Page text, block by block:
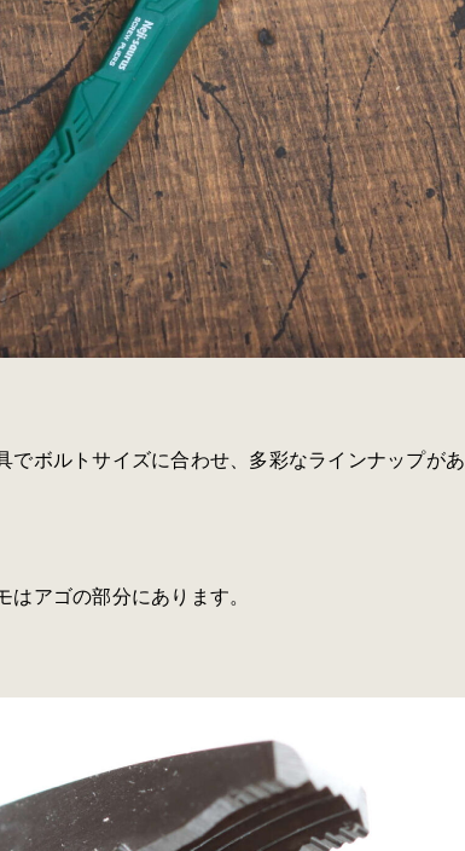
ボルトサイズに合わせ、多彩なラインナップがあ
アゴの部分にあります。